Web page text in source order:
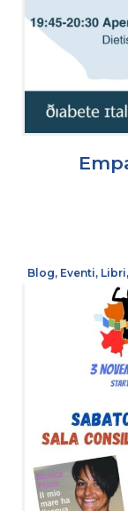
Blog, Eventi, Libri,